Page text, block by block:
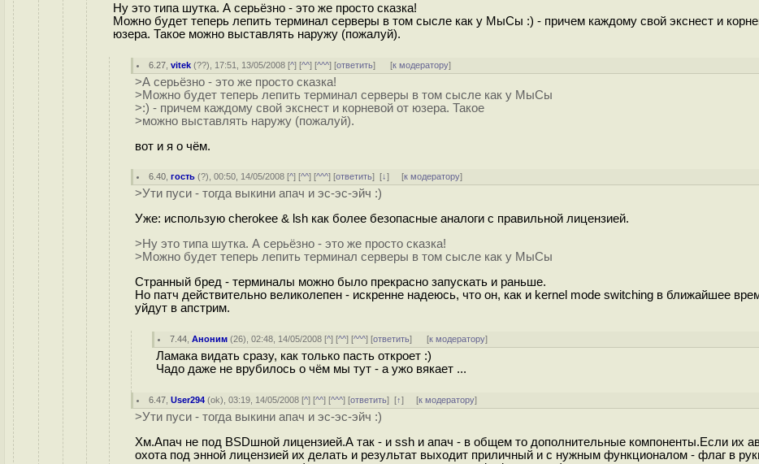
Ну это типа шутка. А серьёзно - это же просто сказка!
Можно будет теперь лепить терминал серверы в том сысле как у МыСы :) - причем каждому свой экснест и
юзера. Такое можно выставлять наружу (пожалуй).
6.27 ,vitek (??), 17:51, 13/05/2008 [^] [^^] [^^^] [ответить] [к модератору]
>А серьёзно - это же просто сказка!
>Можно будет теперь лепить терминал серверы в том сысле как у МыСы
>:) - причем каждому свой экснест и корневой от юзера. Такое
>можно выставлять наружу (пожалуй).
вот и я о чём.
6.40 ,гость (?), 00:50, 14/05/2008 [^] [^^] [^^^] [ответить][↓] [к модератору]
>Ути пуси - тогда выкини апач и эс-эс-эйч :)
Уже: использую cherokee & lsh как более безопасные аналоги с правильной лицензией.
>Ну это типа шутка. А серьёзно - это же просто сказка!
>Можно будет теперь лепить терминал серверы в том сысле как у МыСы
Странный бред - терминалы можно было прекрасно запускать и раньше.
Но патч действительно великолепен - искренне надеюсь, что он, как и kernel mode switching в ближайшее
уйдут в апстрим.
7.44 ,Аноним (26), 02:48, 14/05/2008 [^] [^^] [^^^] [ответить] [к модератору]
Ламака видать сразу, как только пасть откроет :)
Чадо даже не врубилось о чём мы тут - а ужо вякает ...
6.47 ,User294 (ok), 03:19, 14/05/2008 [^] [^^] [^^^] [ответить][↑] [к модератору]
>Ути пуси - тогда выкини апач и эс-эс-эйч :)
Хм.Апач не под BSDшной лицензией.А так - и ssh и апач - в общем то дополнительные компоненты.Если их
охота под энной лицензией их делать и результат выходит приличный и с нужным функционалом - флаг в